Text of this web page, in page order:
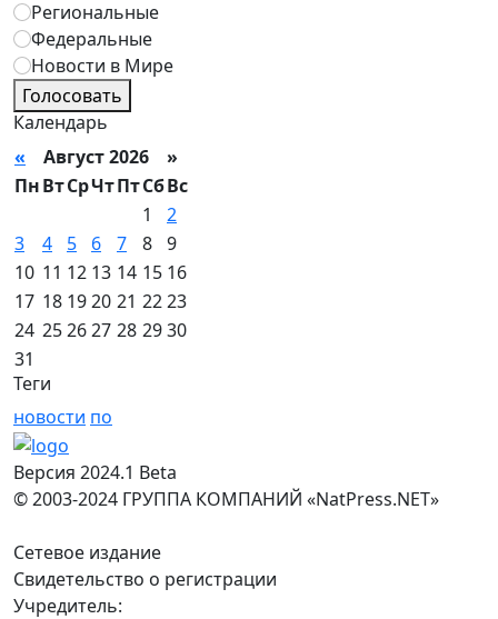
Региональные
Федеральные
Новости в Мире
Голосовать
Календарь
« Август 2026 »
ПнВтСрЧтПтСбВс
1
2
3
4 5 6 7 8 9
10 11 12 13 14 15 16
17 18 1920 21 2223
24 252627 28 2930
31
Теги
новости по
Версия 2024.1 Beta
© 2003-2024 ГРУППА КОМПАНИЙ «NatPress.NET»
Сетевое издание
Свидетельство о регистрации
Учредитель: